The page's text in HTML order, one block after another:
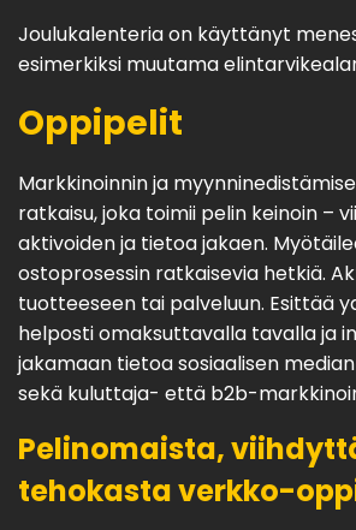
Joulukalenteria on käyttänyt
esimerkiksi muutama
Oppipelit
Markkinoinnin ja
ratkaisu, joka toimii pelin keinoin –
aktivoiden ja tietoa jakaen.
ostoprosessin ratkaisevia hetkiä.
tuotteeseen tai palveluun. Esittää
helposti omaksuttavalla tavalla ja
jakamaan tietoa sosiaalisen
sekä kuluttaja- että b2b-
Pelinomaista,
tehokasta verkko-